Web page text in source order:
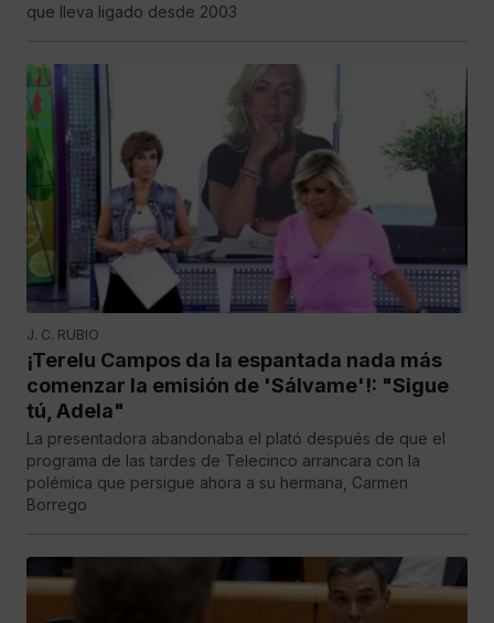
que lleva ligado desde 2003
J. C. RUBIO
¡Terelu Campos da la espantada nada más
comenzar la emisión de 'Sálvame'!: "Sigue
tú, Adela"
La presentadora abandonaba el plató después de que el
programa de las tardes de Telecinco arrancara con la
polémica que persigue ahora a su hermana, Carmen
Borrego